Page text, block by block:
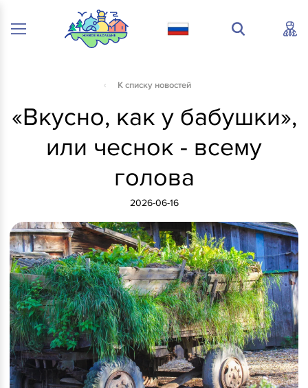
К списку новостей
«Вкусно, как у бабушки»,
или чеснок - всему
голова
2026-06-16